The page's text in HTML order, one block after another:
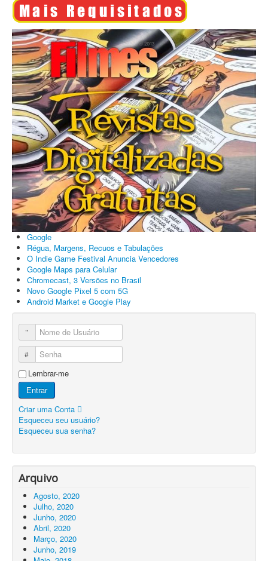
Google
Régua, Margens, Recuos e Tabulações
O Indie Game Festival Anuncia Vencedores
Google Maps para Celular
Chromecast, 3 Versões no Brasil
Novo Google Pixel 5 com 5G
Android Market e Google Play
Nome de Usuário
Senha
Lembrar-me
Entrar
Criar uma Conta
Esqueceu seu usuário?
Esqueceu sua senha?
Arquivo
Agosto, 2020
Julho, 2020
Junho, 2020
Abril, 2020
Março, 2020
Junho, 2019